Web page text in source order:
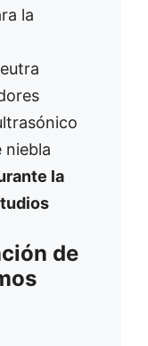
la
niebla
la
de